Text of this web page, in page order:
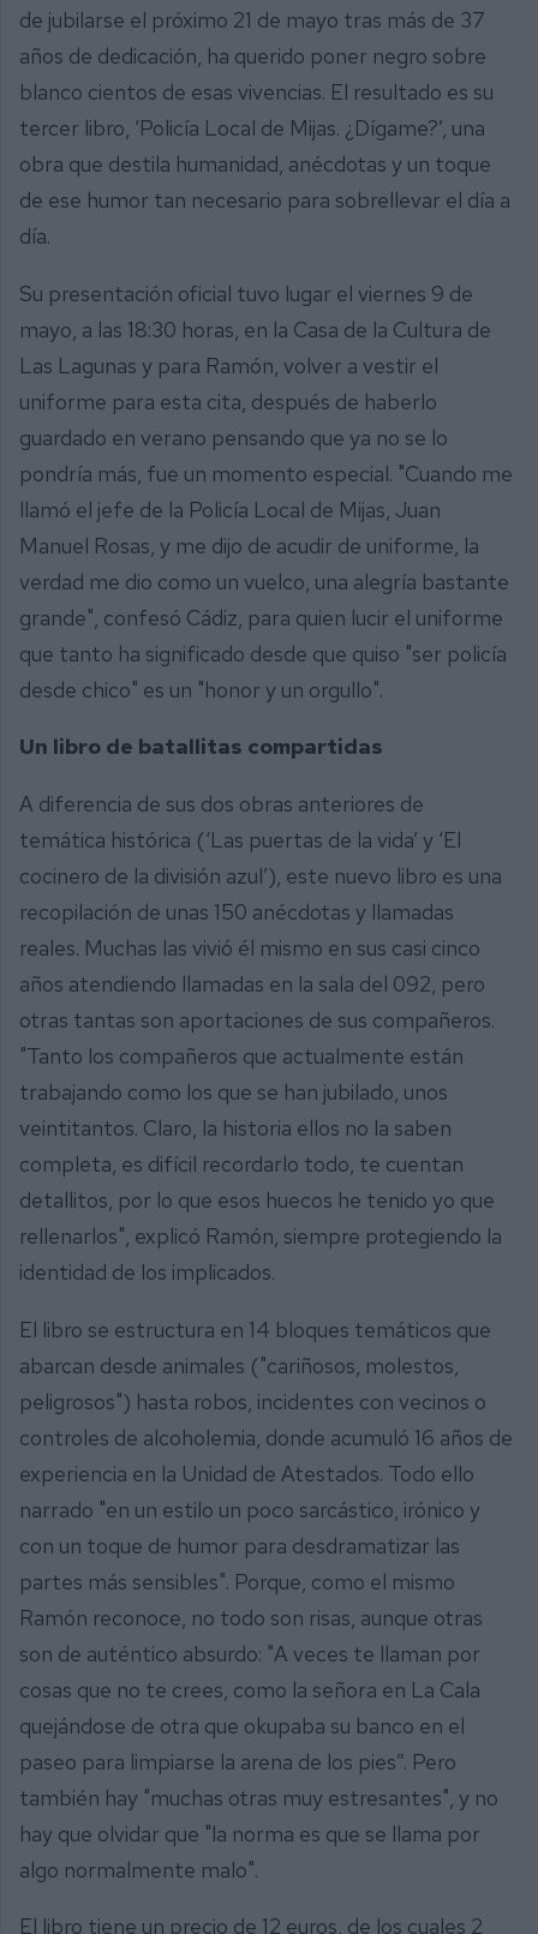
de jubilarse el próximo 21 de mayo tras más de 37
años de dedicación, ha querido poner negro sobre
blanco cientos de esas vivencias. El resultado es su
tercer libro, ‘Policía Local de Mijas. ¿Dígame?’, una
obra que destila humanidad, anécdotas y un toque
de ese humor tan necesario para sobrellevar el día a
día.
Su presentación oficial tuvo lugar el viernes 9 de
mayo, a las 18:30 horas, en la Casa de la Cultura de
Las Lagunas y para Ramón, volver a vestir el
uniforme para esta cita, después de haberlo
guardado en verano pensando que ya no se lo
pondría más, fue un momento especial. "Cuando me
llamó el jefe de la Policía Local de Mijas, Juan
Manuel Rosas, y me dijo de acudir de uniforme, la
verdad me dio como un vuelco, una alegría bastante
grande", confesó Cádiz, para quien lucir el uniforme
que tanto ha significado desde que quiso "ser policía
desde chico" es un "honor y un orgullo".
Un libro de batallitas compartidas
A diferencia de sus dos obras anteriores de
temática histórica (‘Las puertas de la vida’ y ‘El
cocinero de la división azul’), este nuevo libro es una
recopilación de unas 150 anécdotas y llamadas
reales. Muchas las vivió él mismo en sus casi cinco
años atendiendo llamadas en la sala del 092, pero
otras tantas son aportaciones de sus compañeros.
"Tanto los compañeros que actualmente están
trabajando como los que se han jubilado, unos
veintitantos. Claro, la historia ellos no la saben
completa, es difícil recordarlo todo, te cuentan
detallitos, por lo que esos huecos he tenido yo que
rellenarlos", explicó Ramón, siempre protegiendo la
identidad de los implicados.
El libro se estructura en 14 bloques temáticos que
abarcan desde animales ("cariñosos, molestos,
peligrosos") hasta robos, incidentes con vecinos o
controles de alcoholemia, donde acumuló 16 años de
experiencia en la Unidad de Atestados. Todo ello
narrado "en un estilo un poco sarcástico, irónico y
con un toque de humor para desdramatizar las
partes más sensibles". Porque, como el mismo
Ramón reconoce, no todo son risas, aunque otras
son de auténtico absurdo: "A veces te llaman por
cosas que no te crees, como la señora en La Cala
quejándose de otra que okupaba su banco en el
paseo para limpiarse la arena de los pies”. Pero
también hay "muchas otras muy estresantes", y no
hay que olvidar que "la norma es que se llama por
algo normalmente malo".
El libro tiene un precio de 12 euros, de los cuales 2